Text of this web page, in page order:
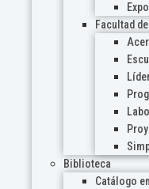
Facultad
Biblioteca
Catálogo